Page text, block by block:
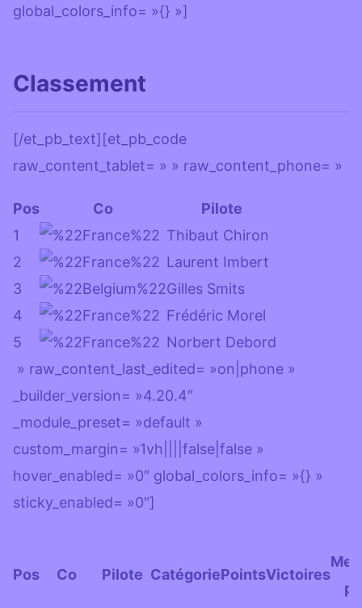
global_colors_info= »{} »]
Classement
[/et_pb_text][et_pb_code
raw_content_tablet= » » raw_content_phone= »
Pos Co
Pilote
1
Thibaut Chiron
2
Laurent Imbert
3
Gilles Smits
4
Frédéric Morel
5
Norbert Debord
» raw_content_last_edited= »on|phone »
_builder_version= »4.20.4″
_module_preset= »default »
custom_margin= »1vh||||false|false »
hover_enabled= »0″ global_colors_info= »{} »
sticky_enabled= »0″]
Pos Co Pilote CatégoriePointsVictoires